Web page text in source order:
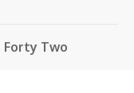
Forty Two